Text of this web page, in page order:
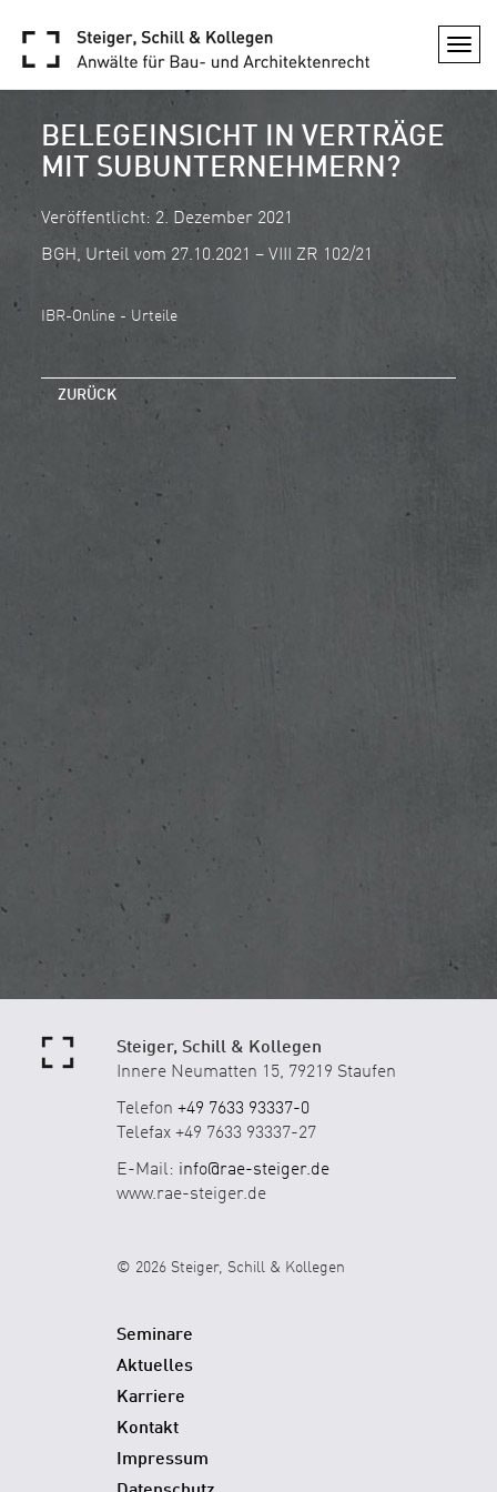
BELEGEINSICHT IN VERTRÄGE
MIT SUBUNTERNEHMERN?
Veröffentlicht: 2. Dezember 2021
BGH, Urteil vom 27.10.2021 – VIII ZR 102/21
IBR-Online - Urteile
ZURÜCK
Steiger, Schill & Kollegen
Innere Neumatten 15, 79219 Staufen
Telefon +49 7633 93337-0
Telefax +49 7633 93337-27
E-Mail: info@rae-steiger.de
www.rae-steiger.de
© 2026 Steiger, Schill & Kollegen
Seminare
Aktuelles
Karriere
Kontakt
Impressum